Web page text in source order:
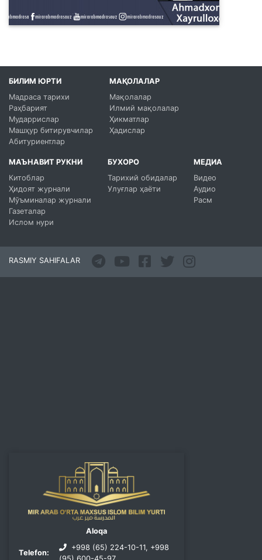
БИЛИМ ЮРТИ
Мадраса тарихи
Раҳбарият
Мударрислар
Машҳур битирувчилар
Абитуриентлар
МАҚОЛАЛАР
Мақолалар
Илмий мақолалар
Ҳикматлар
Ҳадислар
МАЪНАВИТ РУКНИ
Китоблар
Ҳидоят журнали
Мўъминалар журнали
Газеталар
Ислом нури
БУХОРО
Тарихий обидалар
Улуғлар ҳаёти
МЕДИА
Видео
Аудио
Расм
RASMIY SAHIFALAR
Aloqa
Telefon:
+998 (65) 224-10-11, +998